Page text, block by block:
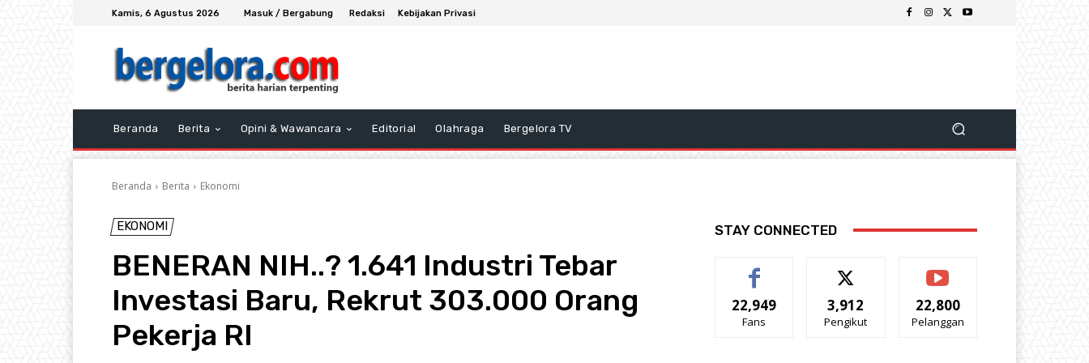
Kamis, 6 Agustus 2026 Masuk / Bergabung Redaksi Kebijakan Privasi
Beranda Berita Opini & Wawancara Editorial Olahraga Bergelora TV
Beranda Berita Ekonomi
EKONOMI
BENERAN NIH..? 1.641 Industri Tebar
Investasi Baru, Rekrut 303.000 Orang
Pekerja RI
STAY CONNECTED
22,949
Fans
3,912
Pengikut
22,800
Pelanggan